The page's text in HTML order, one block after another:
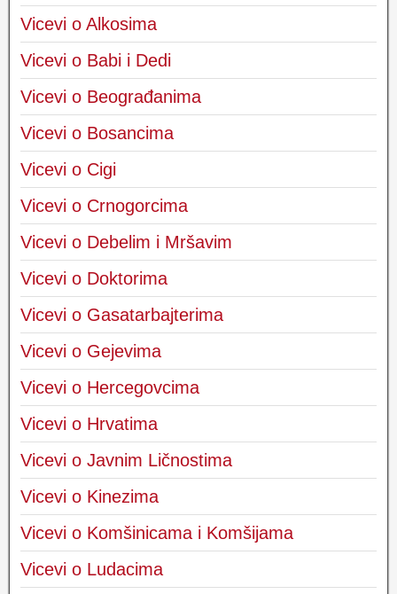
Vicevi o Alkosima
Vicevi o Babi i Dedi
Vicevi o Beograđanima
Vicevi o Bosancima
Vicevi o Cigi
Vicevi o Crnogorcima
Vicevi o Debelim i Mršavim
Vicevi o Doktorima
Vicevi o Gasatarbajterima
Vicevi o Gejevima
Vicevi o Hercegovcima
Vicevi o Hrvatima
Vicevi o Javnim Ličnostima
Vicevi o Kinezima
Vicevi o Komšinicama i Komšijama
Vicevi o Ludacima